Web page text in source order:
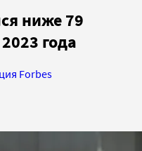
ниже 79
года
Forbes